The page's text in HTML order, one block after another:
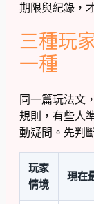
期限與紀錄，
三種玩
一種
同一篇玩法文
規則，有些人
動疑問。先判
玩家
情境
現在